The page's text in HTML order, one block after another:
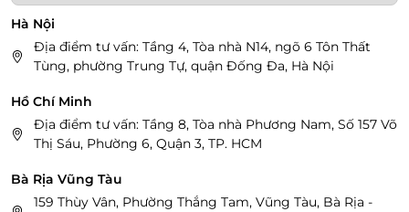
Hà Nội
Địa điểm tư vấn: Tầng 4, Tòa nhà N14, ngõ 6 Tôn Thất
Tùng, phường Trung Tự, quận Đống Đa, Hà Nội
Hồ Chí Minh
Địa điểm tư vấn: Tầng 8, Tòa nhà Phương Nam, Số 157 Võ
Thị Sáu, Phường 6, Quận 3, TP. HCM
Bà Rịa Vũng Tàu
159 Thùy Vân, Phường Thắng Tam, Vũng Tàu, Bà Rịa -